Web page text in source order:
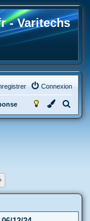
- Varitechs
Connexion
e
c